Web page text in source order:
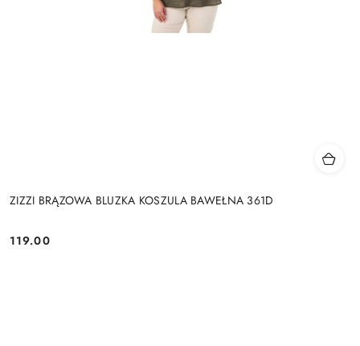
ZIZZI BRĄZOWA BLUZKA KOSZULA BAWEŁNA 361D
Cena:
119.00